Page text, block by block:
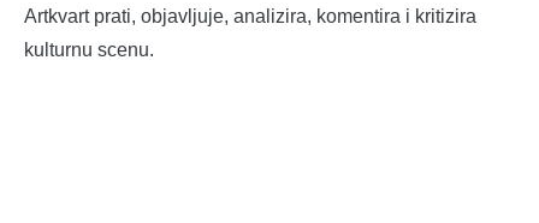
Artkvart prati, objavljuje, analizira, komentira i kritizira
kulturnu scenu.